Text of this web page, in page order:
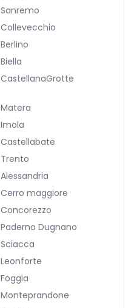
Sanremo
Collevecchio
Berlino
Biella
CastellanaGrotte
Matera
Imola
Castellabate
Trento
Alessandria
Cerro maggiore
Concorezzo
Paderno Dugnano
Sciacca
Leonforte
Foggia
Monteprandone